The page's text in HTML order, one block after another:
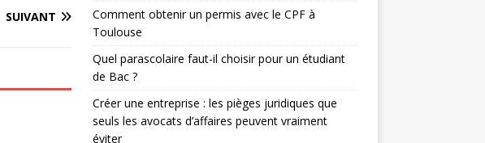
SUIVANT
Comment obtenir un permis avec le CPF à
Toulouse
Quel parascolaire faut-il choisir pour un étudiant
de Bac ?
Créer une entreprise : les pièges juridiques que
seuls les avocats d’affaires peuvent vraiment
éviter